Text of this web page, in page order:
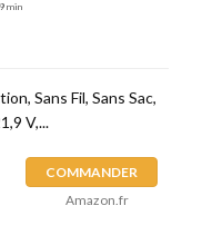
min
Sans Fil, Sans Sac,
V,...
COMMANDER
Amazon.fr